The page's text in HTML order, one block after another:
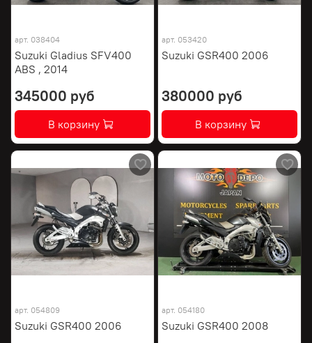
арт. 038404
Suzuki Gladius SFV400
ABS , 2014
345000 руб
В корзину
арт. 053420
Suzuki GSR400 2006
380000 руб
В корзину
арт. 054809
Suzuki GSR400 2006
арт. 054180
Suzuki GSR400 2008